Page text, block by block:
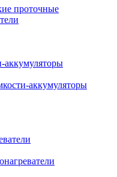
проточные
аккумуляторы
аккумуляторы